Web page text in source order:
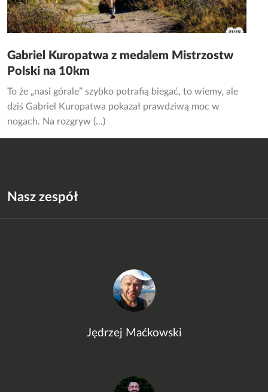
Gabriel Kuropatwa z medalem Mistrzostw
Polski na 10km
To że „nasi górale” szybko potrafią biegać, to wiemy, ale
dziś Gabriel Kuropatwa pokazał prawdziwą moc w
nogach. Na rozgryw (...)
Nasz zespół
Jędrzej Maćkowski